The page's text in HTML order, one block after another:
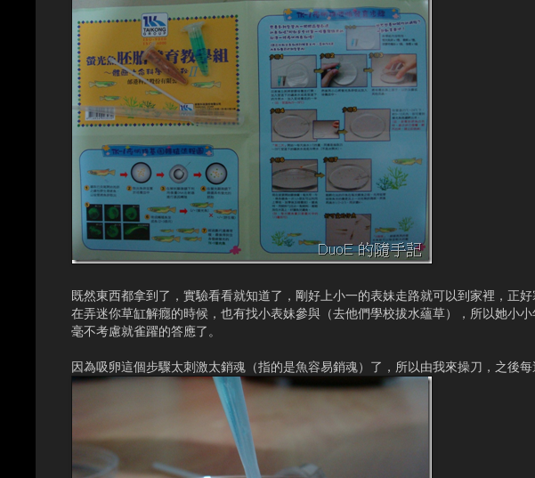
既然東西都拿到了，實驗看看就知道了，剛好上小一的表妹走路就可以到家裡，正
在弄迷你草缸解癮的時候，也有找小表妹參與（去他們學校拔水蘊草），所以她小
毫不考慮就雀躍的答應了。
因為吸卵這個步驟太刺激太銷魂（指的是魚容易銷魂）了，所以由我來操刀，之後